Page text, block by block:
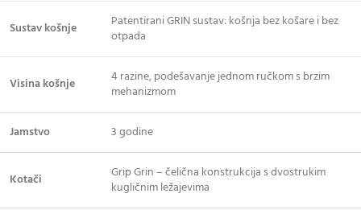
Sustav košnje
Patentirani GRIN sustav: košnja bez košare i bez
otpada
Visina košnje
4 razine, podešavanje jednom ručkom s brzim
mehanizmom
Jamstvo 3 godine
Kotači
Grip Grin – čelična konstrukcija s dvostrukim
kugličnim ležajevima